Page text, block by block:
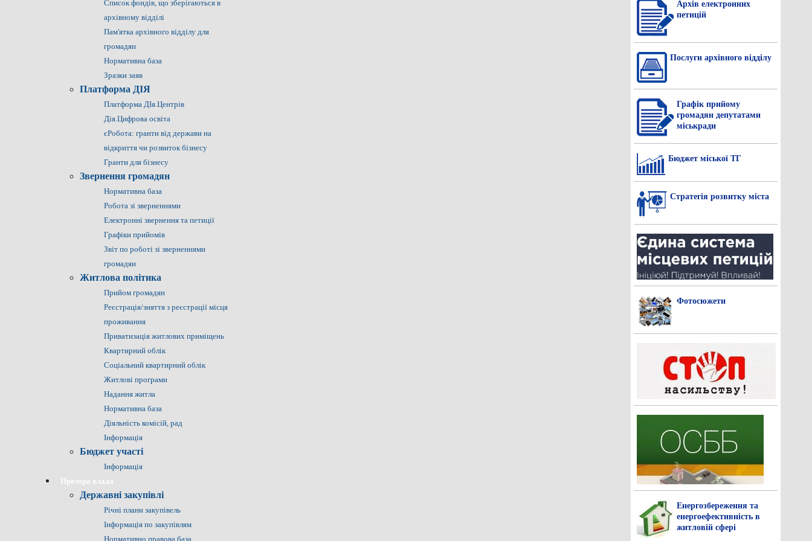
Список фондів, що зберігаються в
архівному відділі
Пам'ятка архівного відділу для
громадян
Нормативна база
Зразки заяв
Платформа ДІЯ
Платформа ДІя.Центрів
Дія.Цифрова освіта
єРобота: гранти від держави на
відкриття чи розвиток бізнесу
Гранти для бізнесу
Звернення громадян
Нормативна база
Робота зі зверненнями
Електронні звернення та петиції
Графіки прийомів
Звіт по роботі зі зверненнями
громадян
Житлова політика
Прийом громадян
Реєстрація/зняття з реєстрації місця
проживання
Приватизація житлових приміщень
Квартирний облік
Соціальний квартирний облік
Житлові програми
Надання житла
Нормативна база
Діяльність комісій, рад
Інформація
Бюджет участі
Інформація
Прозора влада
Державні закупівлі
Річні плани закупівель
Інформація по закупівлям
Нормативно правова база
Архів електронних
петицій
Послуги архівного відділу
Графік прийому
громадян депутатами
міськради
Бюджет міської ТГ
Стратегія розвитку міста
Фотосюжети
Енергозбереження та
енергоефективність в
житловій сфері